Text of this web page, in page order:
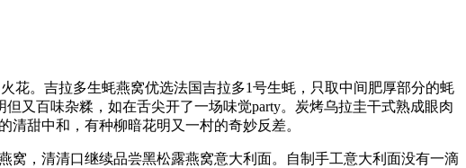
花。吉拉多生蚝燕窝优选法国吉拉多1号生蚝，只取中间肥厚部分的蚝
又百味杂糅，如在舌尖开了一场味觉party。炭烤乌拉圭干式熟成眼肉
甜中和，有种柳暗花明又一村的奇妙反差。
，清清口继续品尝黑松露燕窝意大利面。自制手工意大利面没有一滴